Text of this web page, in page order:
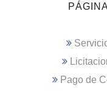
Pago de